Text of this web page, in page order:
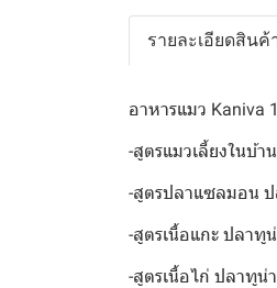
รายละเอียดสินค้
อาหารแมว Kaniva
-สูตรแมวเลี้ยงในบ้า
-สูตรปลาแซลมอน ป
-สูตรเนื้อแกะ ปลาทู
-สูตรเนื้อไก่ ปลาทูน่